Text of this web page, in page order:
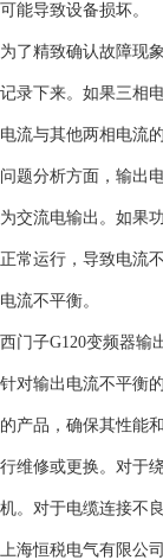
可能导致设备损坏。
为了精致确认故障现
记录下来。如果三相
电流与其他两相电流
问题分析方面，输出
为交流电输出。如果
正常运行，导致电流
电流不平衡。
西门子G120变频器输
针对输出电流不平衡
的产品，确保其性能
行维修或更换。对于
机。对于电缆连接不
上海恒税电气有限公